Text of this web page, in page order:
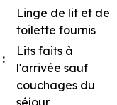
:
Linge de lit et de
toilette fournis
Lits faits à
l'arrivée sauf
couchages du
séjour